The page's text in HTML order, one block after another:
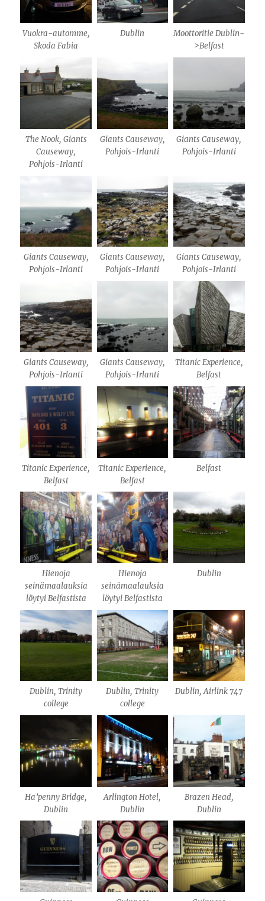
Vuokra-automme,
Skoda Fabia
Dublin
Moottoritie Dublin-
>Belfast
The Nook, Giants
Causeway,
Pohjois-Irlanti
Giants Causeway,
Pohjois-Irlanti
Giants Causeway,
Pohjois-Irlanti
Giants Causeway,
Pohjois-Irlanti
Giants Causeway,
Pohjois-Irlanti
Giants Causeway,
Pohjois-Irlanti
Giants Causeway,
Pohjois-Irlanti
Giants Causeway,
Pohjois-Irlanti
Titanic Experience,
Belfast
Titanic Experience,
Belfast
Titanic Experience,
Belfast
Belfast
Hienoja
seinämaalauksia
löytyi Belfastista
Hienoja
seinämaalauksia
löytyi Belfastista
Dublin
Dublin, Trinity
college
Dublin, Trinity
college
Dublin, Airlink 747
Ha’penny Bridge,
Dublin
Arlington Hotel,
Dublin
Brazen Head,
Dublin